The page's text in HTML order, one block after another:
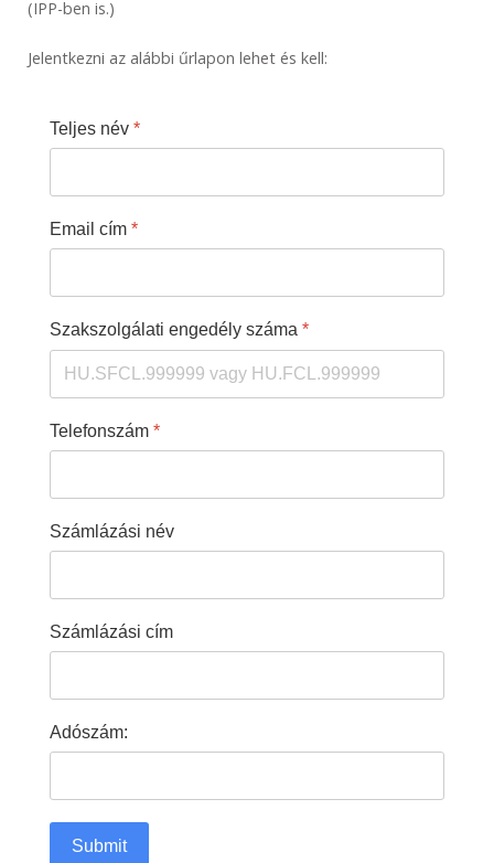
(IPP-ben is.)
​Jelentkezni az alábbi űrlapon lehet és kell:
Teljes név *
Email cím *
Szakszolgálati engedély száma *
Telefonszám *
Számlázási név
Számlázási cím
Adószám:
Submit